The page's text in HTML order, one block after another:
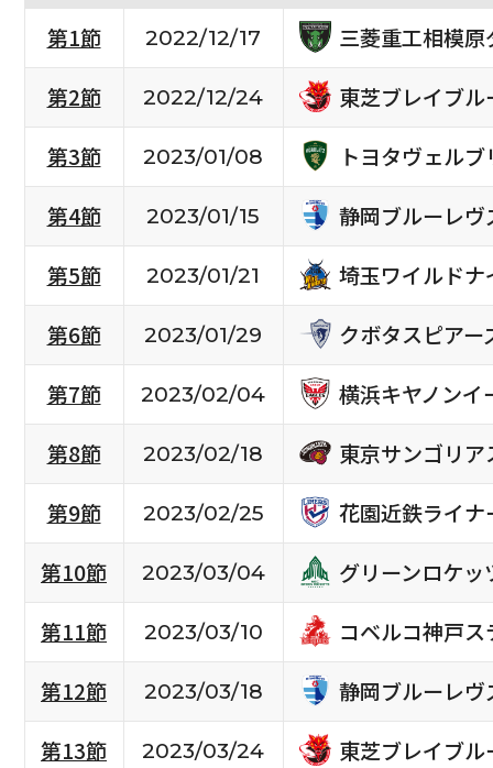
第1節 2022/12/17
三菱重工相模
第2節
2022/12/24
東芝ブレイブ
第3節
2023/01/08
トヨタヴェル
第4節
2023/01/15
静岡ブルーレヴ
第5節
2023/01/21
埼玉ワイルドナ
第6節
2023/01/29
クボタスピア
第7節
2023/02/04
横浜キヤノンイ
第8節
2023/02/18
東京サンゴリア
第9節
2023/02/25
花園近鉄ライナ
第10節
2023/03/04
グリーンロケッ
第11節
2023/03/10
コベルコ神戸
第12節
2023/03/18
静岡ブルーレヴ
第13節
2023/03/24
東芝ブレイブ